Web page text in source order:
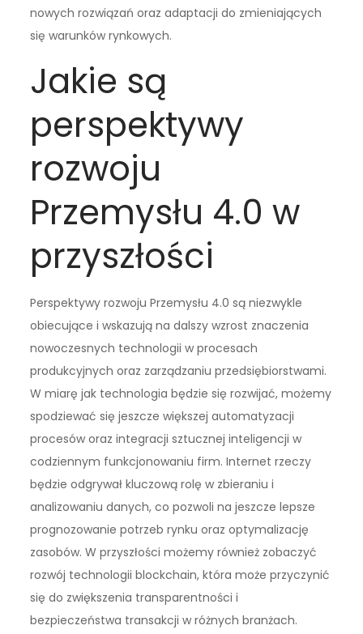
nowych rozwiązań oraz adaptacji do zmieniających
się warunków rynkowych.
Jakie są
perspektywy
rozwoju
Przemysłu 4.0 w
przyszłości
Perspektywy rozwoju Przemysłu 4.0 są niezwykle
obiecujące i wskazują na dalszy wzrost znaczenia
nowoczesnych technologii w procesach
produkcyjnych oraz zarządzaniu przedsiębiorstwami.
W miarę jak technologia będzie się rozwijać, możemy
spodziewać się jeszcze większej automatyzacji
procesów oraz integracji sztucznej inteligencji w
codziennym funkcjonowaniu firm. Internet rzeczy
będzie odgrywał kluczową rolę w zbieraniu i
analizowaniu danych, co pozwoli na jeszcze lepsze
prognozowanie potrzeb rynku oraz optymalizację
zasobów. W przyszłości możemy również zobaczyć
rozwój technologii blockchain, która może przyczynić
się do zwiększenia transparentności i
bezpieczeństwa transakcji w różnych branżach.